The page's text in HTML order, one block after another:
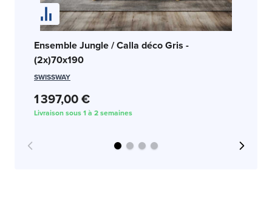
Ensemble Jungle / Calla déco Gris -
(2x)70x190
SWISSWAY
1 397,00 €
Livraison sous 1 à 2 semaines